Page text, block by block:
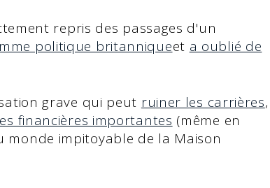
repris des passages d'un
politique britanniqueet a oublié de
grave qui peut ruiner les carrières,
financières importantes (même en
impitoyable de la Maison